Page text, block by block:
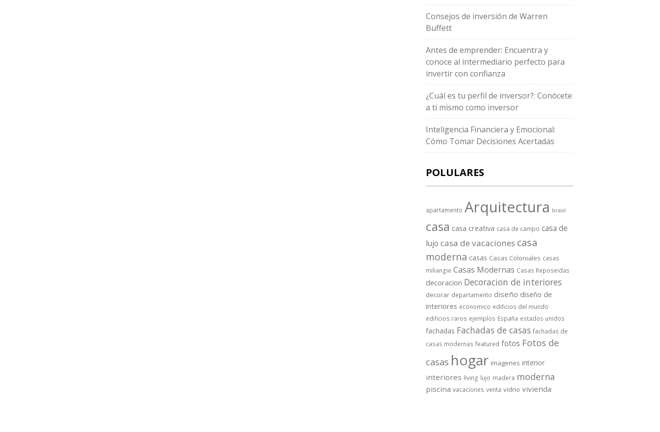
Consejos de inversión de Warren
Buffett
Antes de emprender: Encuentra y
conoce al intermediario perfecto para
invertir con confianza
¿Cuál es tu perfil de inversor?: Conócete
a ti mismo como inversor
Inteligencia Financiera y Emocional:
Cómo Tomar Decisiones Acertadas
POLULARES
apartamento Arquitectura brasil
casa casa creativa casa de campo casa de
lujo casa de vacaciones casa
moderna casas Casas Coloniales casas
miliangie Casas Modernas Casas Reposeidas
decoracion Decoracion de interiores
decorar departamento diseño diseño de
interiores economico edificios del mundo
edificios raros ejemplos España estados unidos
fachadas Fachadas de casas fachadas de
casas modernas featured fotos Fotos de
casas hogar imagenes interior
interiores living lujo madera moderna
piscina vacaciones venta vidrio vivienda